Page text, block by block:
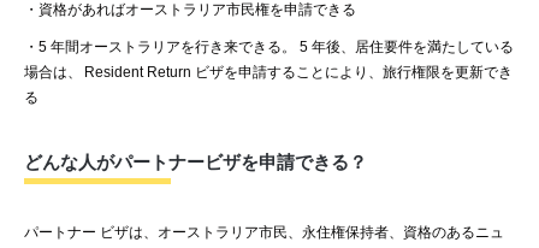
・ 資格があればオーストラリア市民権を申請できる
・5 年間オーストラリアを行き来できる。 5 年後、居住要件を満たしている
場合は、
Resident Return ビザを申請することにより、旅行権限を更新でき
る
どんな人がパートナービザを申請できる？
パートナー ビザは、オーストラリア市民、永住権保持者、資格のあるニュ